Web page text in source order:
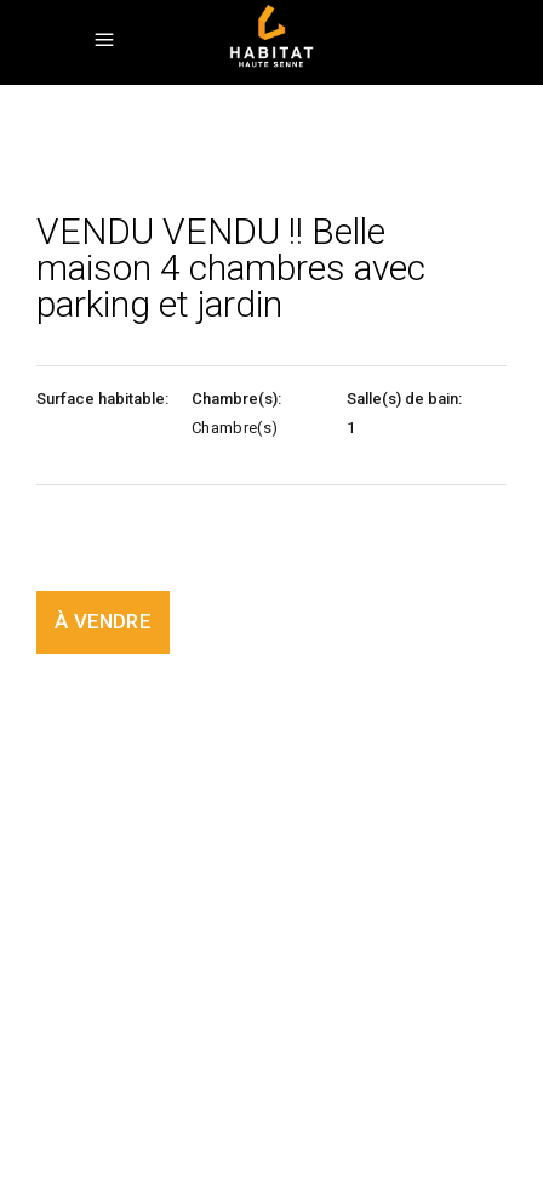
VENDU VENDU !! Belle
maison 4 chambres avec
parking et jardin
Surface habitable:
Chambre(s):
Chambre(s)
Salle(s) de bain:
1
À VENDRE